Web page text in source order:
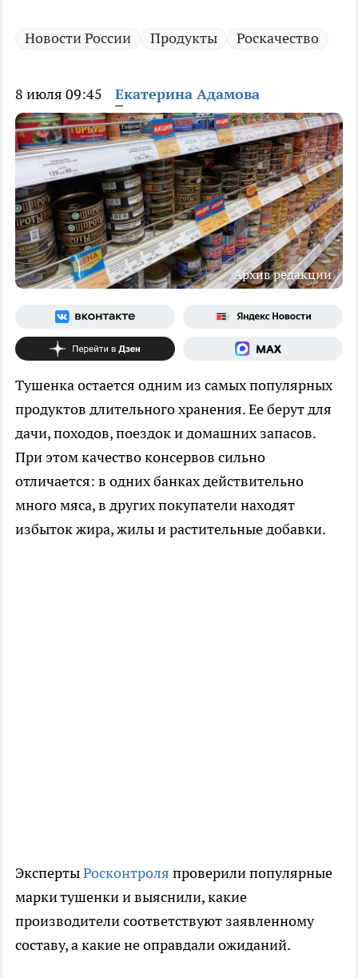
Новости России Продукты Роскачество
8 июля 09:45 Екатерина Адамова
Архив редакции
Тушенка остается одним из самых популярных
продуктов длительного хранения. Ее берут для
дачи, походов, поездок и домашних запасов.
При этом качество консервов сильно
отличается: в одних банках действительно
много мяса, в других покупатели находят
избыток жира, жилы и растительные добавки.
ЭкспертыРосконтроля проверили популярные
марки тушенки и выяснили, какие
производители соответствуют заявленному
составу, а какие не оправдали ожиданий.